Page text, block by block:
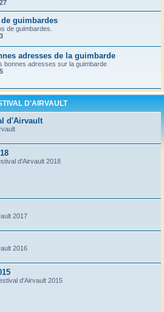
guimbardes
de guimbardes.
adresses de la guimbarde
bonnes adresses sur la guimbarde
D'AIRVAULT
d'Airvault
d'Airvault 2018
2017
2016
d'Airvault 2015